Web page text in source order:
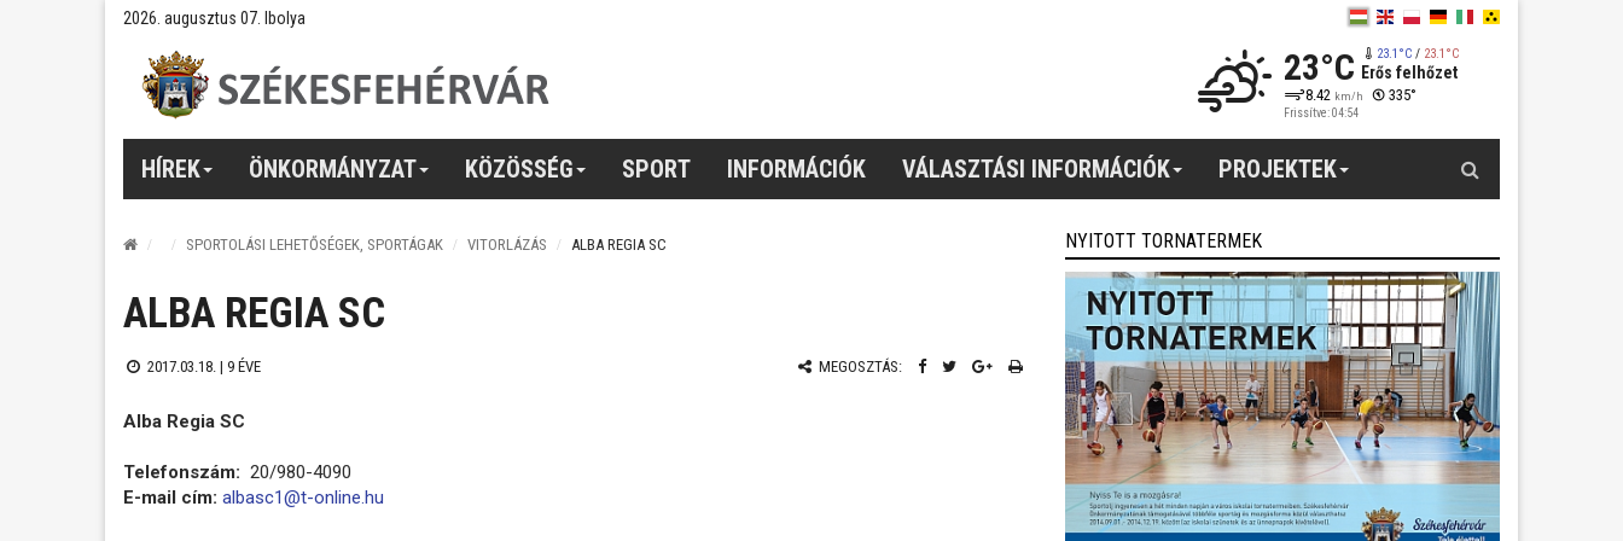
2026. augusztus 07. Ibolya
23°C 23.1°C/ 23.1°C
Erős felhőzet
8.42 km/h 335°
Frissítve: 04:54
HÍREK ÖNKORMÁNYZAT KÖZÖSSÉG SPORT INFORMÁCIÓK VÁLASZTÁSI INFORMÁCIÓK PROJEKTEK
SPORTOLÁSI LEHETŐSÉGEK, SPORTÁGAK VITORLÁZÁS ALBA REGIA SC
ALBA REGIA SC
2017.03.18. | 9 ÉVE MEGOSZTÁS:
Alba Regia SC
Telefonszám: 20/980-4090
E-mail cím: albasc1@t-online.hu
NYITOTT TORNATERMEK